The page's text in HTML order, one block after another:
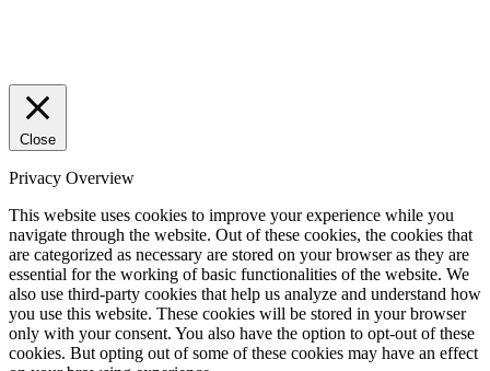
Close
Privacy Overview
This website uses cookies to improve your experience while you
navigate through the website. Out of these cookies, the cookies that
are categorized as necessary are stored on your browser as they are
essential for the working of basic functionalities of the website. We
also use third-party cookies that help us analyze and understand how
you use this website. These cookies will be stored in your browser
only with your consent. You also have the option to opt-out of these
cookies. But opting out of some of these cookies may have an effect